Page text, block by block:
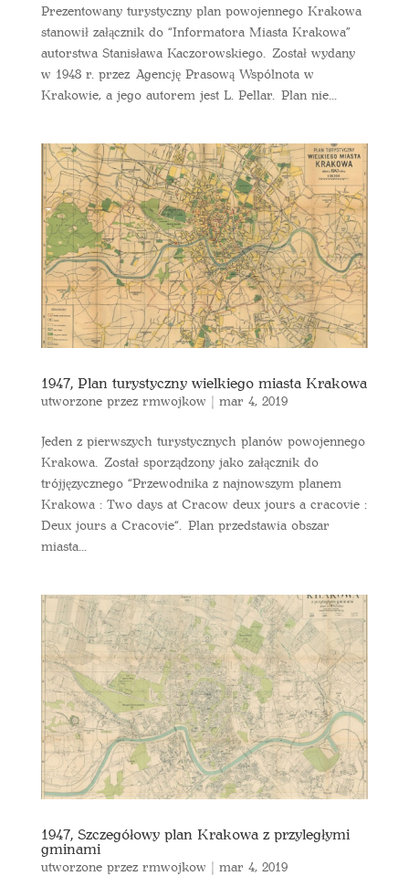
Prezentowany turystyczny plan powojennego Krakowa
stanowił załącznik do “Informatora Miasta Krakowa”
autorstwa Stanisława Kaczorowskiego. Został wydany
w 1948 r. przez Agencję Prasową Wspólnota w
Krakowie, a jego autorem jest L. Pellar. Plan nie...
1947, Plan turystyczny wielkiego miasta Krakowa
utworzone przez rmwojkow | mar 4, 2019
Jeden z pierwszych turystycznych planów powojennego
Krakowa. Został sporządzony jako załącznik do
trójjęzycznego “Przewodnika z najnowszym planem
Krakowa : Two days at Cracow deux jours a cracovie :
Deux jours a Cracovie“. Plan przedstawia obszar
miasta...
1947, Szczegółowy plan Krakowa z przyległymi
gminami
utworzone przez rmwojkow | mar 4, 2019